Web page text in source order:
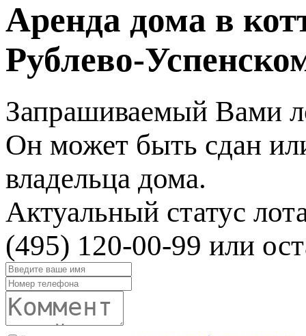
Аренда дома в
Рублево-
Запрашиваемый Вами
Он может быть сдан
владельца дома.
Актуальный статус
(495) 120-00-99 или